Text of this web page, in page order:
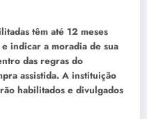
têm até 12 meses
indicar a moradia de sua
das regras do
assistida. A instituição
habilitados e divulgados